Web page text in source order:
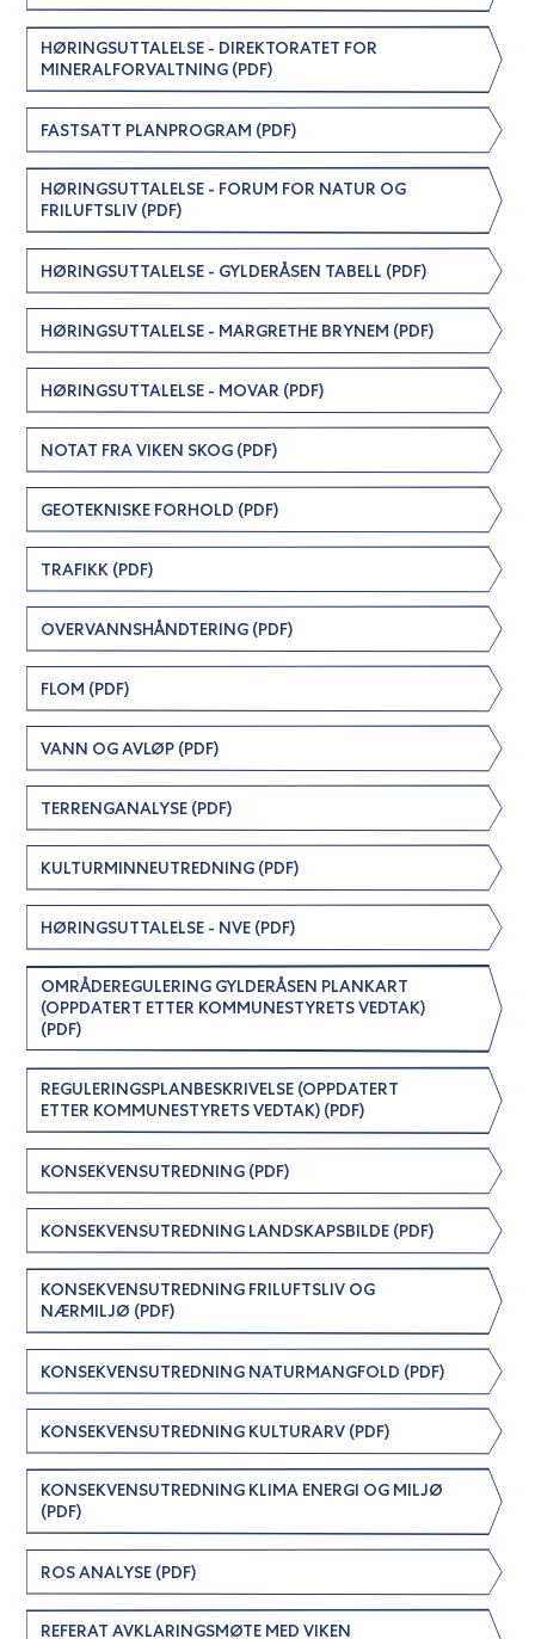
HØRINGSUTTALELSE - DIREKTORATET FOR
MINERALFORVALTNING (PDF)
FASTSATT PLANPROGRAM (PDF)
HØRINGSUTTALELSE - FORUM FOR NATUR OG
FRILUFTSLIV (PDF)
HØRINGSUTTALELSE - GYLDERÅSEN TABELL (PDF)
HØRINGSUTTALELSE - MARGRETHE BRYNEM (PDF)
HØRINGSUTTALELSE - MOVAR (PDF)
NOTAT FRA VIKEN SKOG (PDF)
GEOTEKNISKE FORHOLD (PDF)
TRAFIKK (PDF)
OVERVANNSHÅNDTERING (PDF)
FLOM (PDF)
VANN OG AVLØP (PDF)
TERRENGANALYSE (PDF)
KULTURMINNEUTREDNING (PDF)
HØRINGSUTTALELSE - NVE (PDF)
OMRÅDEREGULERING GYLDERÅSEN PLANKART
(OPPDATERT ETTER KOMMUNESTYRETS VEDTAK)
(PDF)
REGULERINGSPLANBESKRIVELSE (OPPDATERT
ETTER KOMMUNESTYRETS VEDTAK) (PDF)
KONSEKVENSUTREDNING (PDF)
KONSEKVENSUTREDNING LANDSKAPSBILDE (PDF)
KONSEKVENSUTREDNING FRILUFTSLIV OG
NÆRMILJØ (PDF)
KONSEKVENSUTREDNING NATURMANGFOLD (PDF)
KONSEKVENSUTREDNING KULTURARV (PDF)
KONSEKVENSUTREDNING KLIMA ENERGI OG MILJØ
(PDF)
ROS ANALYSE (PDF)
REFERAT AVKLARINGSMØTE MED VIKEN